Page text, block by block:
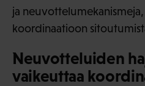
ja
koordinaatioon
Neuvotteluiden
vaikeuttaa